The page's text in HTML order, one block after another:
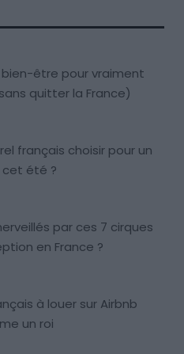
bien-être pour vraiment
quitter la France)
français choisir pour un
cet été ?
par ces 7 cirques
en France ?
à louer sur Airbnb
un roi